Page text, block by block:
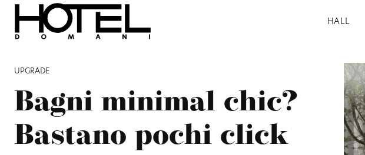
HALL
UPGRADE
Bagni minimal chic?
Bastano pochi click